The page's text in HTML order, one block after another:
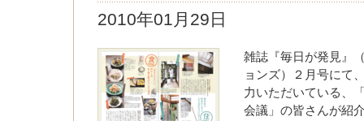
2010年01月29日
雑誌『毎日が発見』
ョンズ）２月号にて
力いただいている、
会議」の皆さんが紹